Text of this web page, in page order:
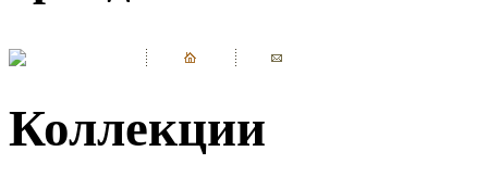
Коллекции